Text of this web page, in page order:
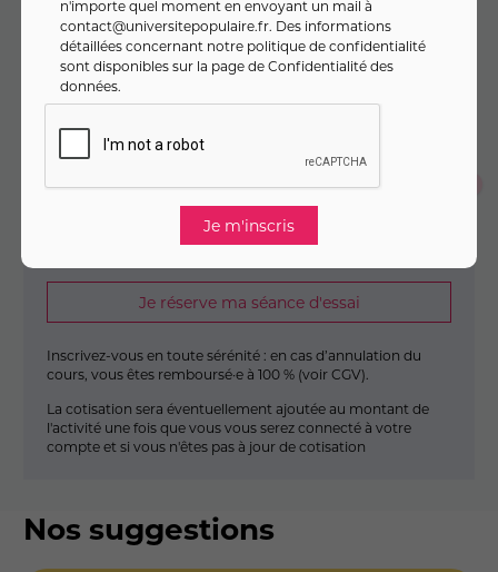
PAIEMENT FRACTIONNÉ
Dès76,67€ / mois pendant 3 mois
Montant total :230,00€
Je m'inscris en un seul clic
Je m'inscris au cours
Je réserve ma séance d'essai
Inscrivez-vous en toute sérénité : en cas d’annulation du
cours, vous êtes remboursé·e à 100 % (voir CGV).
La cotisation sera éventuellement ajoutée au montant de
l'activité une fois que vous vous serez connecté à votre
compte et si vous n'êtes pas à jour de cotisation
Nos suggestions
n'importe quel moment en envoyant un mail à
contact@universitepopulaire.fr. Des informations
détaillées concernant notre politique de confidentialité
sont disponibles sur la page deConfidentialité des
données.